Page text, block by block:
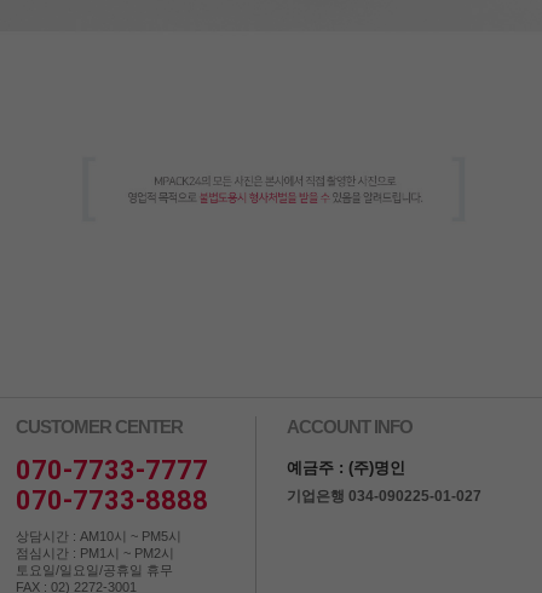
CUSTOMER CENTER
070-7733-7777
070-7733-8888
상담시간 : AM10시 ~ PM5시
점심시간 : PM1시 ~ PM2시
토요일/일요일/공휴일 휴무
FAX : 02) 2272-3001
ACCOUNT INFO
예금주 : (주)명인
기업은행 034-090225-01-027